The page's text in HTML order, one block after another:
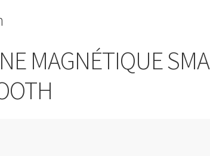
MAGNÉTIQUE SMA